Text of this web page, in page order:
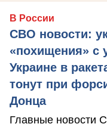
В России
СВО новости:
«похищения» с
Украине в
тонут при
Донца
Главные новости